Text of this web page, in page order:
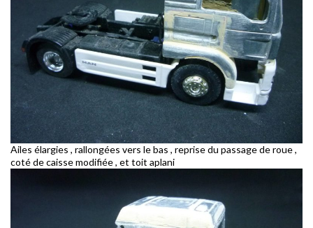
Ailes élargies , rallongées vers le bas , reprise du passage de roue ,
coté de caisse modifiée , et toit aplani